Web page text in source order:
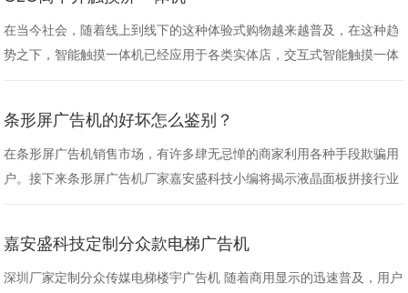
在当今社会，随着线上到线下的这种体验式购物越来越普及，在这种趋
势之下，智能触摸一体机已经应用于各类实体店，交互式智能触摸一体
触摸屏一体机在餐馆、酒店、商业广场得到了大量的应用。 交互式
智……
条形屏广告机的好坏怎么鉴别？
在条形屏广告机销售市场，有许多肆无忌惮的商家利用各种手段欺骗用
户。接下来条形屏广告机厂家嘉安盛科技小编将揭示液晶面板拼接行业
容和售后服务，而不是一时贪图价格。当以低价反馈的形式向客户销
售……
嘉安盛科技定制分众款电梯广告机
深圳厂家定制分众传媒电梯楼宇广告机 随着商用显示的迅速普及，用户